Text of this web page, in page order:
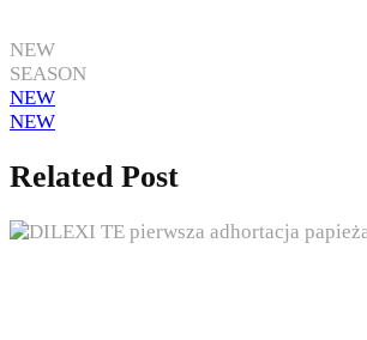
NEW
SEASON
NEW
NEW
Related Post